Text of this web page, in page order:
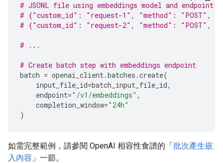
# JSONL file using embeddings model and endpoint
# {"custom_id": "request-1", "method": "POST",
# {"custom_id": "request-2", "method": "POST",
# ...
# Create batch step with embeddings endpoint
batch = openai_client.batches .create(
input_file_id=batch_input_file_id,
endpoint="/v1/embeddings" ,
completion_window="24h"
)
如需完整範例，請參閱 OpenAI 相容性食譜的「批次產生嵌
入內容 」一節。